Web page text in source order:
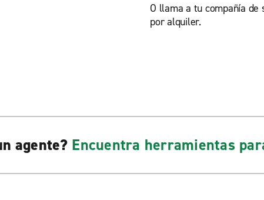
O llama a tu compañía
por alquiler.
agente? Encuentra herramientas